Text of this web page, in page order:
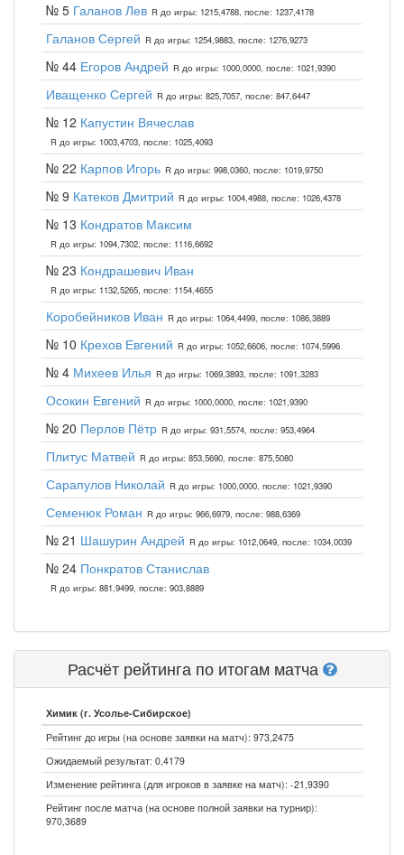
№ 5 Галанов Лев R до игры: 1215,4788, после: 1237,4178
Галанов Сергей R до игры: 1254,9883, после: 1276,9273
№ 44 Егоров Андрей R до игры: 1000,0000, после: 1021,9390
Иващенко Сергей R до игры: 825,7057, после: 847,6447
№ 12 Капустин Вячеслав
R до игры: 1003,4703, после: 1025,4093
№ 22 Карпов Игорь R до игры: 998,0360, после: 1019,9750
№ 9 Катеков Дмитрий R до игры: 1004,4988, после: 1026,4378
№ 13 Кондратов Максим
R до игры: 1094,7302, после: 1116,6692
№ 23 Кондрашевич Иван
R до игры: 1132,5265, после: 1154,4655
Коробейников Иван R до игры: 1064,4499, после: 1086,3889
№ 10 Крехов Евгений R до игры: 1052,6606, после: 1074,5996
№ 4 Михеев Илья R до игры: 1069,3893, после: 1091,3283
Осокин Евгений R до игры: 1000,0000, после: 1021,9390
№ 20 Перлов Пётр R до игры: 931,5574, после: 953,4964
Плитус Матвей R до игры: 853,5690, после: 875,5080
Сарапулов Николай R до игры: 1000,0000, после: 1021,9390
Семенюк Роман R до игры: 966,6979, после: 988,6369
№ 21 Шашурин Андрей R до игры: 1012,0649, после: 1034,0039
№ 24 Понкратов Станислав
R до игры: 881,9499, после: 903,8889
Расчёт рейтинга по итогам матча
Химик (г. Усолье-Сибирское)
Рейтинг до игры (на основе заявки на матч): 973,2475
Ожидаемый результат: 0,4179
Изменение рейтинга (для игроков в заявке на матч): -21,9390
Рейтинг после матча (на основе полной заявки на турнир):
970,3689